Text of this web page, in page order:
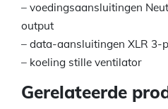
– voedingsaansluitingen
output
– data-aansluitingen XLR 3-
– koeling stille ventilator
Gerelateerde